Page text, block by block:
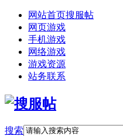
网站首页搜服帖
网页游戏
手机游戏
网络游戏
游戏资源
站务联系
搜索